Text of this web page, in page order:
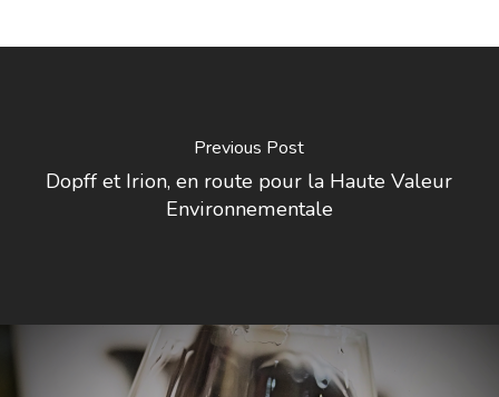
Previous Post
Dopff et Irion, en route pour la Haute Valeur
Environnementale